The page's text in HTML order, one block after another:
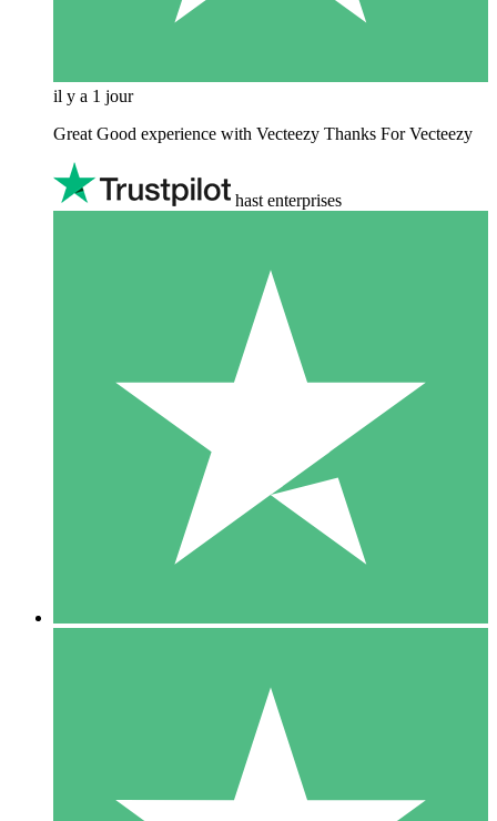
il y a 1 jour
Great Good experience with Vecteezy Thanks For Vecteezy
hast enterprises